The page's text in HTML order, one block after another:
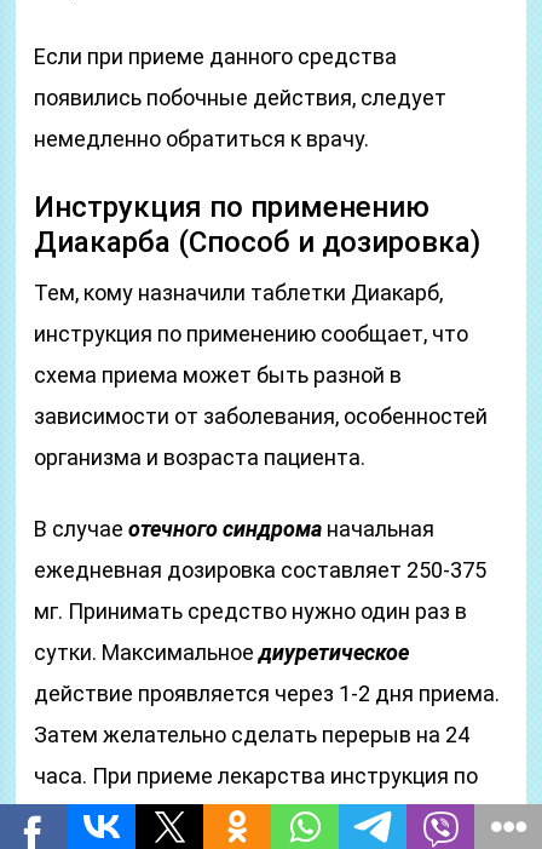
Если при приеме данного средства
появились побочные действия, следует
немедленно обратиться к врачу.
Инструкция по применению
Диакарба (Способ и дозировка)
Тем, кому назначили таблетки Диакарб,
инструкция по применению сообщает, что
схема приема может быть разной в
зависимости от заболевания, особенностей
организма и возраста пациента.
В случаеотечного синдрома начальная
ежедневная дозировка составляет 250-375
мг. Принимать средство нужно один раз в
сутки. Максимальноедиуретическое
действие проявляется через 1-2 дня приема.
Затем желательно сделать перерыв на 24
часа. При приеме лекарства инструкция по
применению Диакарба советует попутно